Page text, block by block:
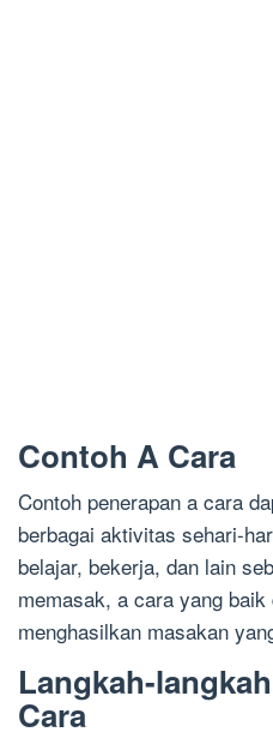
Contoh A Cara
Contoh penerapan a cara
berbagai aktivitas sehari-
belajar, bekerja, dan lain
memasak, a cara yang baik
menghasilkan masakan
Langkah-
Cara